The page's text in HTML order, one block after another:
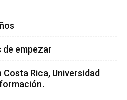
de empezar
Rica, Universidad